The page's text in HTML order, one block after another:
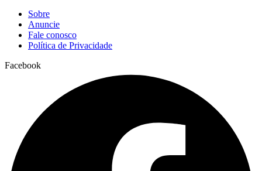
Sobre
Anuncie
Fale conosco
Política de Privacidade
Facebook